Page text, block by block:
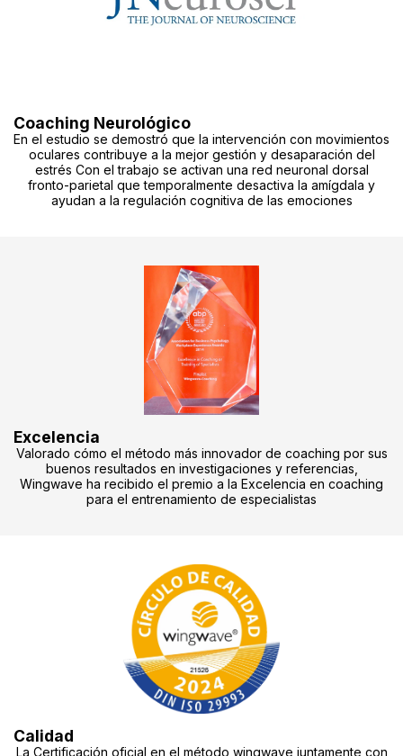
Coaching Neurológico
En el estudio se demostró que la intervención con movimientos
oculares contribuye a la mejor gestión y desaparación del
estrés Con el trabajo se activan una red neuronal dorsal
fronto-parietal que temporalmente desactiva la amígdala y
ayudan a la regulación cognitiva de las emociones
Excelencia
Valorado cómo el método más innovador de coaching por sus
buenos resultados en investigaciones y referencias,
Wingwave ha recibido el premio a la Excelencia en coaching
para el entrenamiento de especialistas
Calidad
La Certificación oficial en el método wingwave juntamente con